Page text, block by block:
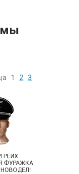
1 2 3
РЕЙХ.
ФУРАЖКА